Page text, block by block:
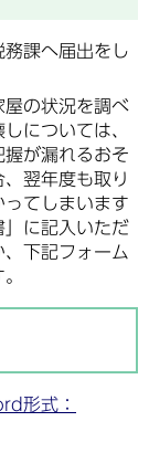
課へ届出をし
屋の状況を調べ
については、
が漏れるおそ
翌年度も取り
てしまいます
」に記入いただ
下記フォーム
形式：